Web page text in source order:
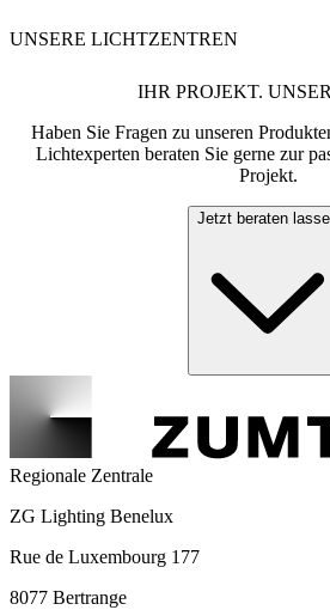
UNSERE LICHTZENTREN
IHR PROJEKT.
Haben Sie Fragen zu unseren
Lichtexperten beraten Sie gerne zur
Projekt.
Jetzt beraten
Regionale Zentrale
ZG Lighting Benelux
Rue de Luxembourg 177
8077 Bertrange